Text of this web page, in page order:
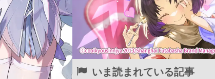
いま読まれている記事